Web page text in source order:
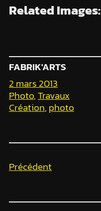
Related Images:
FABRIK'ARTS
2 mars 2013
Photo, Travaux
Création, photo
Précédent